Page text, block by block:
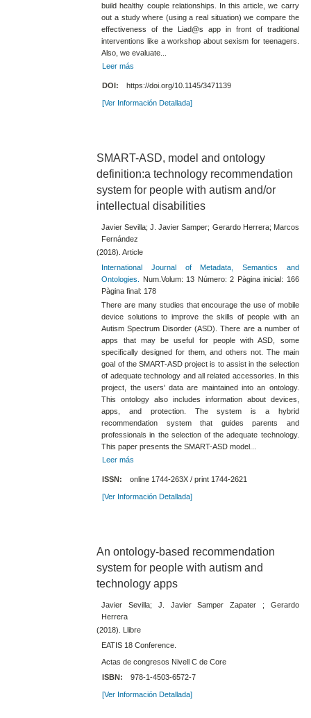
build healthy couple relationships. In this article, we carry
out a study where (using a real situation) we compare the
effectiveness of the Liad@s app in front of traditional
interventions like a workshop about sexism for teenagers.
Also, we evaluate...
Leer más
DOI: https://doi.org/10.1145/3471139
[Ver Información Detallada]
SMART-ASD, model and ontology
definition:a technology recommendation
system for people with autism and/or
intellectual disabilities
Javier Sevilla; J. Javier Samper; Gerardo Herrera; Marcos
Fernández
(2018). Article
International Journal of Metadata, Semantics and
Ontologies.
Num.Volum: 13 Número: 2 Pàgina inicial: 166
Pàgina final: 178
There are many studies that encourage the use of mobile
device solutions to improve the skills of people with an
Autism Spectrum Disorder (ASD). There are a number of
apps that may be useful for people with ASD, some
specifically designed for them, and others not. The main
goal of the SMART-ASD project is to assist in the selection
of adequate technology and all related accessories. In this
project, the users' data are maintained into an ontology.
This ontology also includes information about devices,
apps, and protection. The system is a hybrid
recommendation system that guides parents and
professionals in the selection of the adequate technology.
This paper presents the SMART-ASD model...
Leer más
ISSN: online 1744-263X / print 1744-2621
[Ver Información Detallada]
An ontology-based recommendation
system for people with autism and
technology apps
Javier Sevilla; J. Javier Samper Zapater ; Gerardo
Herrera
(2018). Llibre
EATIS 18 Conference.
Actas de congresos Nivell C de Core
ISBN:
978-1-4503-6572-7
[Ver Información Detallada]